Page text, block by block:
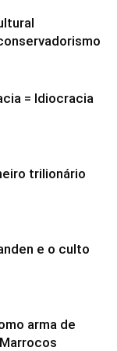
= Idiocracia
trilionário
e o culto
arma de